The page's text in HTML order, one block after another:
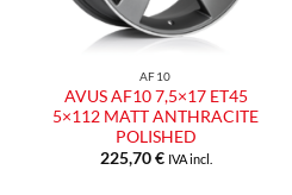
AF10
AVUS AF10 7,5×17 ET45
5×112 MATT ANTHRACITE
POLISHED
225,70€ IVA incl.